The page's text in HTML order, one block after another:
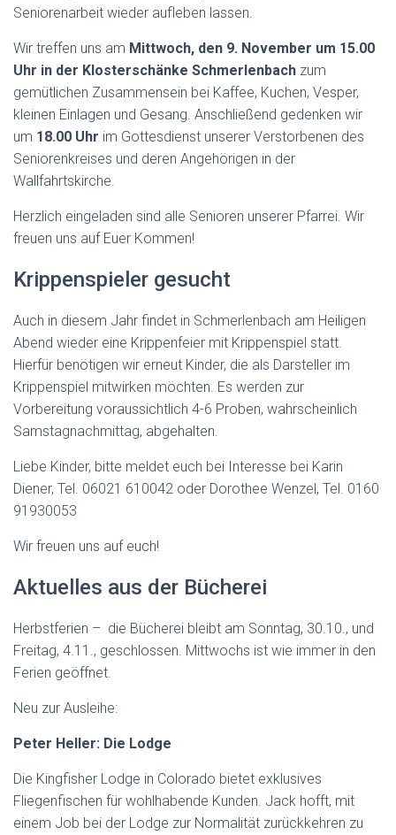
Seniorenarbeit wieder aufleben lassen.
Wir treffen uns am Mittwoch, den 9. November um 15.00
Uhr in der Klosterschänke Schmerlenbach zum
gemütlichen Zusammensein bei Kaffee, Kuchen, Vesper,
kleinen Einlagen und Gesang. Anschließend gedenken wir
um 18.00 Uhr im Gottesdienst unserer Verstorbenen des
Seniorenkreises und deren Angehörigen in der
Wallfahrtskirche.
Herzlich eingeladen sind alle Senioren unserer Pfarrei. Wir
freuen uns auf Euer Kommen!
Krippenspieler gesucht
Auch in diesem Jahr findet in Schmerlenbach am Heiligen
Abend wieder eine Krippenfeier mit Krippenspiel statt.
Hierfür benötigen wir erneut Kinder, die als Darsteller im
Krippenspiel mitwirken möchten. Es werden zur
Vorbereitung voraussichtlich 4-6 Proben, wahrscheinlich
Samstagnachmittag, abgehalten.
Liebe Kinder, bitte meldet euch bei Interesse bei Karin
Diener, Tel. 06021 610042 oder Dorothee Wenzel, Tel. 0160
91930053
Wir freuen uns auf euch!
Aktuelles aus der Bücherei
Herbstferien – die Bücherei bleibt am Sonntag, 30.10., und
Freitag, 4.11., geschlossen. Mittwochs ist wie immer in den
Ferien geöffnet.
Neu zur Ausleihe:
Peter Heller: Die Lodge
Die Kingfisher Lodge in Colorado bietet exklusives
Fliegenfischen für wohlhabende Kunden. Jack hofft, mit
einem Job bei der Lodge zur Normalität zurückkehren zu